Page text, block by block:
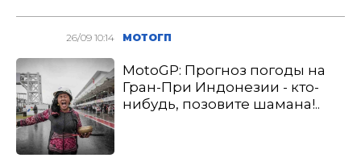
26/09 10:14 МОТОГП
MotoGP: Прогноз погоды на
Гран-При Индонезии - кто-
нибудь, позовите шамана!..